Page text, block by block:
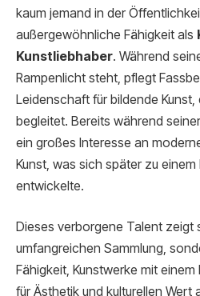
kaum jemand in der
außergewöhnliche Fähigkeit als
Kunstliebhaber. Während
Rampenlicht steht, pflegt
Leidenschaft für bildende
begleitet. Bereits während
ein großes Interesse an
Kunst, was sich später zu
entwickelte.
Dieses verborgene Talent zeigt
umfangreichen Sammlung,
Fähigkeit, Kunstwerke mit
für Ästhetik und kulturellen Wert